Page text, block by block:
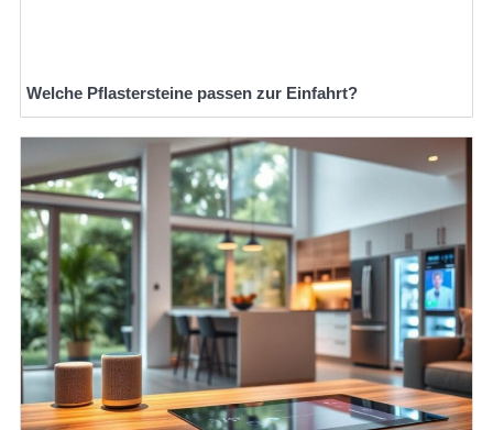
Welche Pflastersteine passen zur Einfahrt?